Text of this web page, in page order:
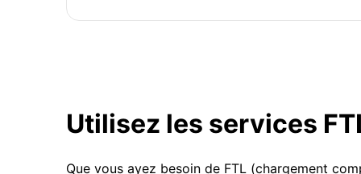
Utilisez les services
Que vous ayez besoin de FTL (chargement